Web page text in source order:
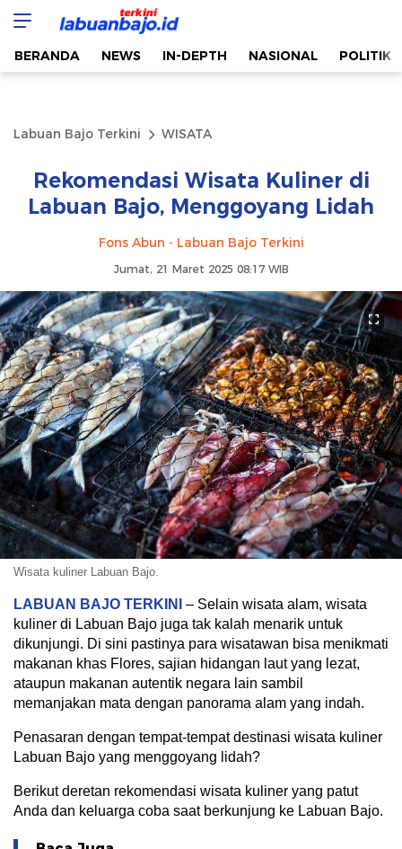
Labuan Bajo Terkini
Aktual & Berimbang
BERANDA NEWS IN-DEPTH NASIONAL POLITIK
Labuan Bajo Terkini WISATA
Rekomendasi Wisata Kuliner di
Labuan Bajo, Menggoyang Lidah
Fons Abun - Labuan Bajo Terkini
Jumat, 21 Maret 2025 08:17 WIB
Wisata kuliner Labuan Bajo.
LABUAN BAJO TERKINI
– Selain wisata alam, wisata
kuliner di Labuan Bajo juga tak kalah menarik untuk
dikunjungi. Di sini pastinya para wisatawan bisa menikmati
makanan khas Flores, sajian hidangan laut yang lezat,
ataupun makanan autentik negara lain sambil
memanjakan mata dengan panorama alam yang indah.
Penasaran dengan tempat-tempat destinasi wisata kuliner
Labuan Bajo yang menggoyang lidah?
Berikut deretan rekomendasi wisata kuliner yang patut
Anda dan keluarga coba saat berkunjung ke Labuan Bajo.